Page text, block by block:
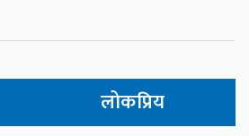
लोकप्रिय